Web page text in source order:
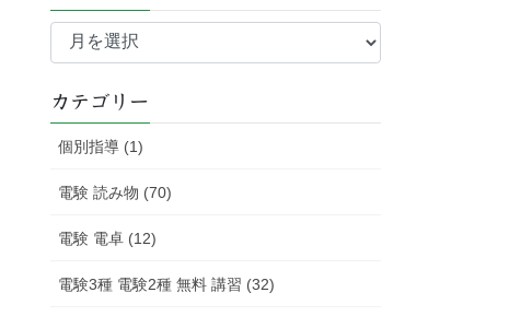
過
記
事
カテゴリー
個別指導 (1)
電験 読み物 (70)
電験 電卓 (12)
電験3種 電験2種 無料 講習 (32)